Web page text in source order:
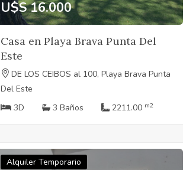
U$S 16.000
Casa en Playa Brava Punta Del
Este
DE LOS CEIBOS al 100, Playa Brava Punta
Del Este
3D
3 Baños 2211.00 m2
Alquiler Temporario